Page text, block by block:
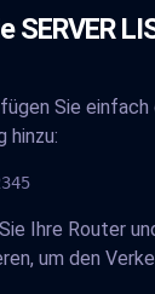
Sie
hinzu:
Ihre Router
um den